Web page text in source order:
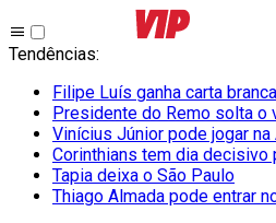
Tendências:
Filipe Luís ganha carta
Presidente do Remo solta o
Vinícius Júnior pode jogar na
Corinthians tem dia decisivo
Tapia deixa o São Paulo
Thiago Almada pode entrar